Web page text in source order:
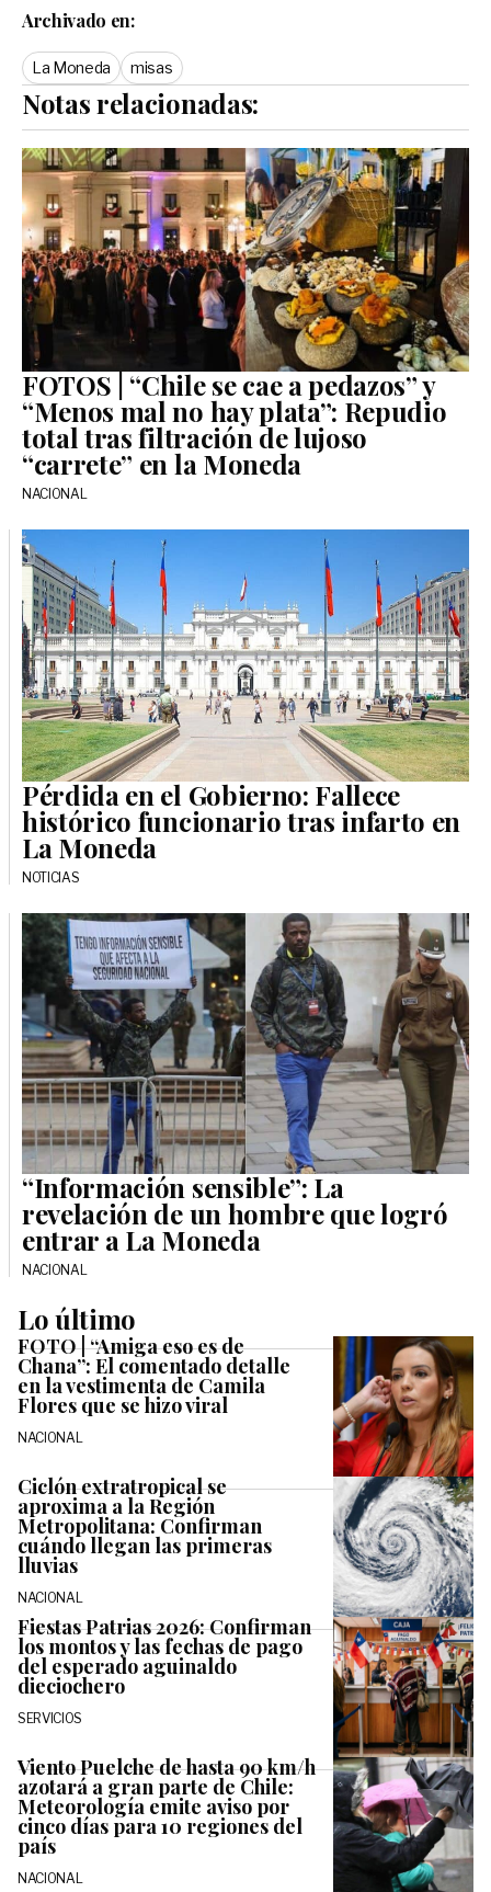
Archivado en:
La Moneda misas
Notas relacionadas:
FOTOS | “Chile se cae a pedazos” y
“Menos mal no hay plata”: Repudio
total tras filtración de lujoso
“carrete” en la Moneda
NACIONAL
Pérdida en el Gobierno: Fallece
histórico funcionario tras infarto en
La Moneda
NOTICIAS
“Información sensible”: La
revelación de un hombre que logró
entrar a La Moneda
NACIONAL
Lo último
FOTO | “Amiga eso es de
Chana”: El comentado detalle
en la vestimenta de Camila
Flores que se hizo viral
NACIONAL
Ciclón extratropical se
aproxima a la Región
Metropolitana: Confirman
cuándo llegan las primeras
lluvias
NACIONAL
Fiestas Patrias 2026: Confirman
los montos y las fechas de pago
del esperado aguinaldo
dieciochero
SERVICIOS
Viento Puelche de hasta 90 km/h
azotará a gran parte de Chile:
Meteorología emite aviso por
cinco días para 10 regiones del
país
NACIONAL